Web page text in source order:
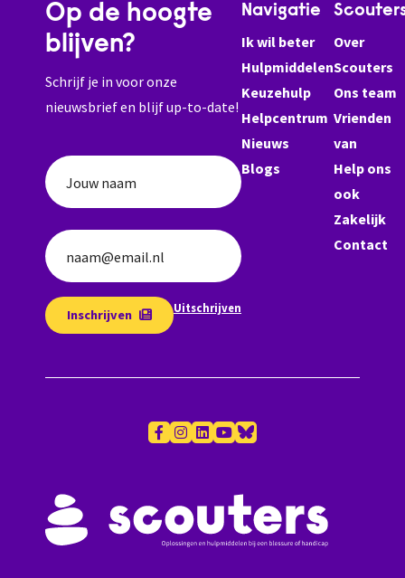
Op de hoogte
blijven?
Schrijf je in voor onze
nieuwsbrief en blijf up-to-date!
Jouw naam
naam@email.nl
Inschrijven Uitschrijven
Navigatie
Ik wil beter
Hulpmiddelen
Keuzehulp
Helpcentrum
Nieuws
Blogs
Over
Scouters
Ons team
Vrienden
van
Help ons
ook
Zakelijk
Contact